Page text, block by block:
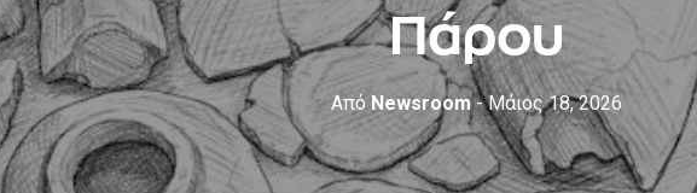
Πάρου
ΑπόNewsroom - Μάιος 18, 2026